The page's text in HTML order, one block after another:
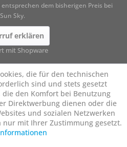
dem bisherigen Preis bei
Sun Sky.
erklären
mit Shopware
die für den technischen
sind und stets gesetzt
die den Komfort bei Benutzung
Direktwerbung dienen oder die
und sozialen Netzwerken
mit Ihrer Zustimmung gesetzt.